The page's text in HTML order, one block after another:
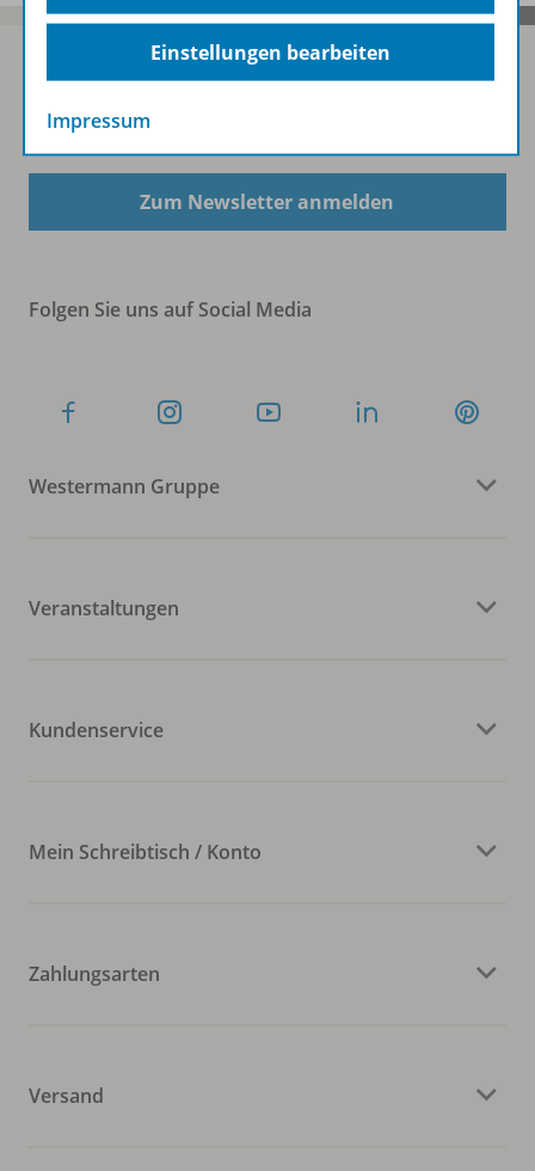
Sofort profitieren
Zum Newsletter anmelden
Folgen Sie uns auf Social Media
Westermann Gruppe
Veranstaltungen
Kundenservice
Mein Schreibtisch / Konto
Zahlungsarten
Versand
Einstellungen bearbeiten
Impressum